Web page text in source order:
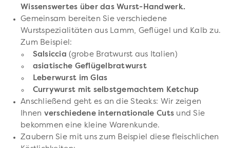
Wissenswertes über das Wurst-Handwerk.
Gemeinsam bereiten Sie verschiedene
Wurstspezialitäten aus Lamm, Geflügel und Kalb zu.
Zum Beispiel:
Salsiccia (grobe Bratwurst aus Italien)
asiatische Geflügelbratwurst
Leberwurst im Glas
Currywurst mit selbstgemachtem Ketchup
Anschließend geht es an die Steaks: Wir zeigen
Ihnen verschiedene internationale Cuts und Sie
bekommen eine kleine Warenkunde.
Zaubern Sie mit uns zum Beispiel diese fleischlichen